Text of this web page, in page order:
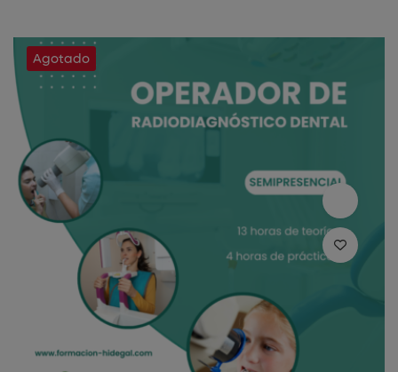
Agotado